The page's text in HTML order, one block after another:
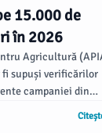
15.000 de
în 2026
Agricultură
supuși verificărilor
campaniei din
fermele vegetale,
în mare parte